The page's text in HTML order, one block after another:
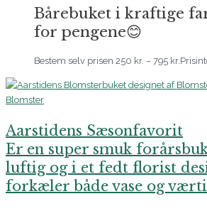
Bårebuket i kraftige
for pengene😊
Bestem selv prisen 250 kr. – 795 kr.
Aarstidens Sæsonfavorit
Er en super smuk
luftig og i et fedt florist
forkæler både vase og